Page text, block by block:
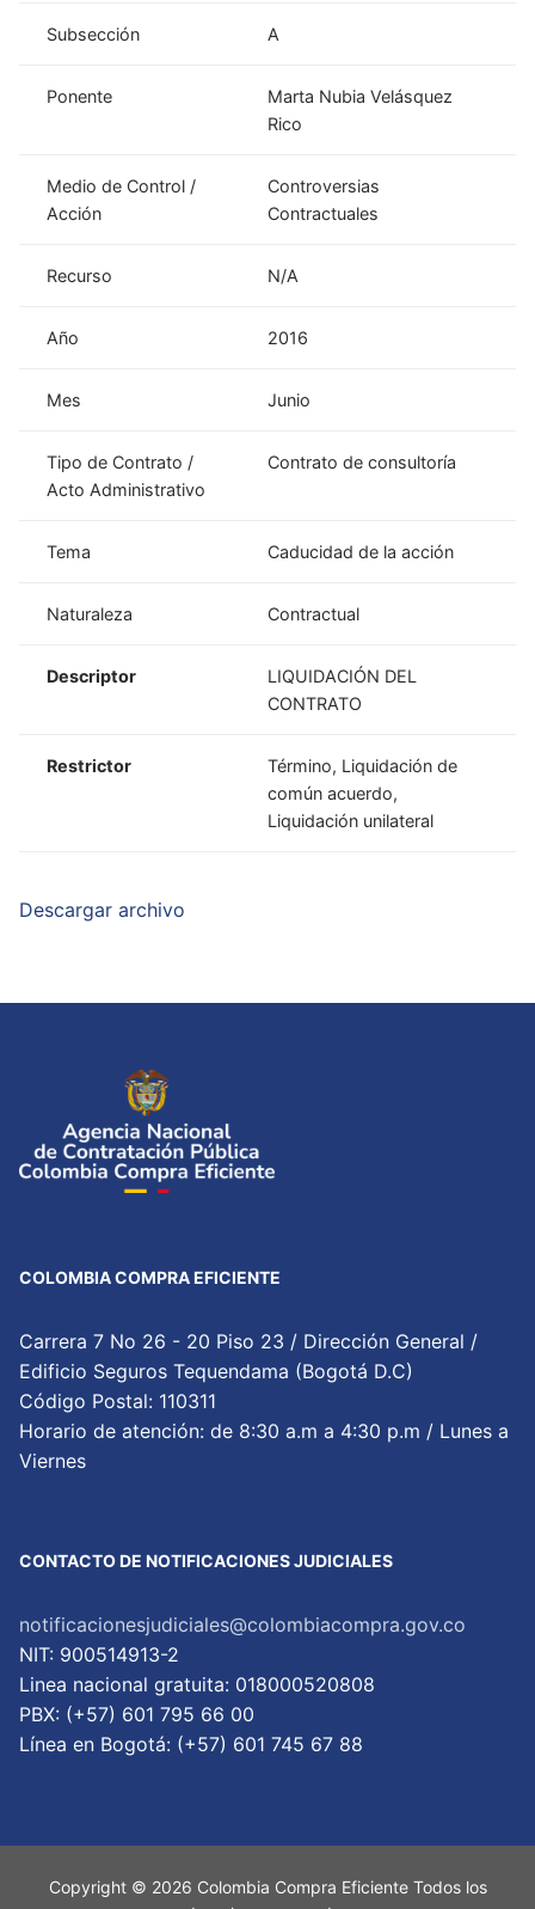
Subsección A
Ponente
Marta Nubia Velásquez
Rico
Medio de Control /
Acción
Controversias
Contractuales
Recurso N/A
Año 2016
Mes Junio
Tipo de Contrato /
Acto Administrativo
Contrato de consultoría
Tema Caducidad de la acción
Naturaleza Contractual
Descriptor
LIQUIDACIÓN DEL
CONTRATO
Restrictor
Término, Liquidación de
común acuerdo,
Liquidación unilateral
Descargar archivo
COLOMBIA COMPRA EFICIENTE
Carrera 7 No 26 - 20 Piso 23 / Dirección General /
Edificio Seguros Tequendama (Bogotá D.C)
Código Postal: 110311
Horario de atención: de 8:30 a.m a 4:30 p.m / Lunes a
Viernes
CONTACTO DE NOTIFICACIONES JUDICIALES
notificacionesjudiciales@colombiacompra.gov.co
NIT: 900514913-2
Linea nacional gratuita: 018000520808
PBX: (+57) 601 795 66 00
Lí­nea en Bogotá: (+57) 601 745 67 88
Copyright © 2026 Colombia Compra Eficiente Todos los